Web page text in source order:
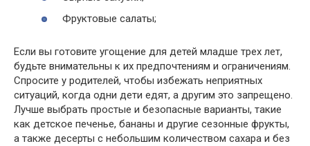
Фруктовые салаты;
Если вы готовите угощение для детей младше трех лет,
будьте внимательны к их предпочтениям и ограничениям.
Спросите у родителей, чтобы избежать неприятных
ситуаций, когда одни дети едят, а другим это запрещено.
Лучше выбрать простые и безопасные варианты, такие
как детское печенье, бананы и другие сезонные фрукты,
а также десерты с небольшим количеством сахара и без